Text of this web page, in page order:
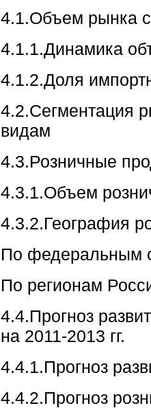
4.1.Объем рынка
4.1.1.Динамика
4.1.2.Доля
4.2.Сегментация
видам
4.3.Розничные
4.3.1.Объем
4.3.2.География
По федеральным
По регионам
4.4.Прогноз
на 2011-2013 гг.
4.4.1.Прогноз
4.4.2.Прогноз